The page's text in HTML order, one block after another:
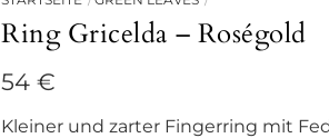
Ring Gricelda – Roségold
54€
Kleiner und zarter Fingerring mit